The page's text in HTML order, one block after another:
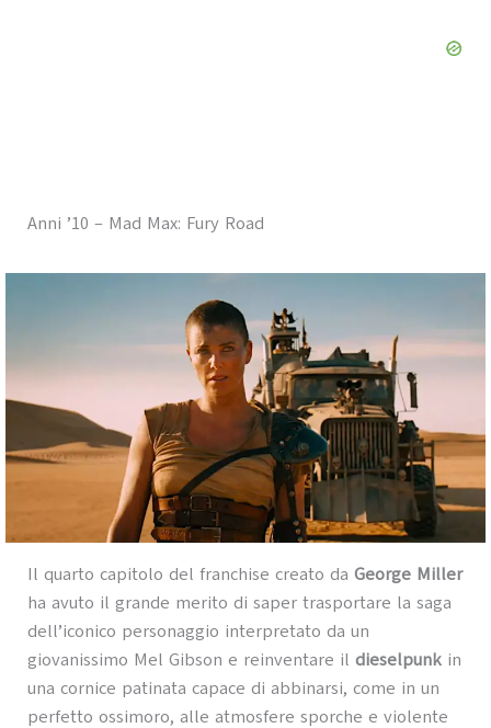
Anni ’10 – Mad Max: Fury Road
Il quarto capitolo del franchise creato da George Miller
ha avuto il grande merito di saper trasportare la saga
dell’iconico personaggio interpretato da un
giovanissimo Mel Gibson e reinventare il dieselpunkin
una cornice patinata capace di abbinarsi, come in un
perfetto ossimoro, alle atmosfere sporche e violente